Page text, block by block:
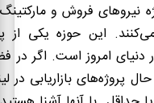
نیروهای فروش و
کنند. این حوزه یکی از
دنیای امروز است. اگر
حال پروژه‌های بازاریابی در